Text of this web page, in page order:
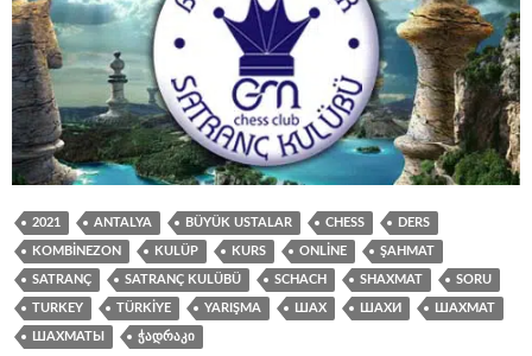
2021 ANTALYA BÜYÜK USTALAR CHESS DERS
KOMBINEZON KULÜP KURS ONLINE ŞAHMAT
SATRANÇ SATRANÇ KULÜBÜ SCHACH SHAXMAT SORU
TURKEY TÜRKIYE YARIŞMA ШАХ ШАХИ ШАХМАТ
ШАХМАТЫ ᲭᲐᲓᲠᲐᲙᲘ